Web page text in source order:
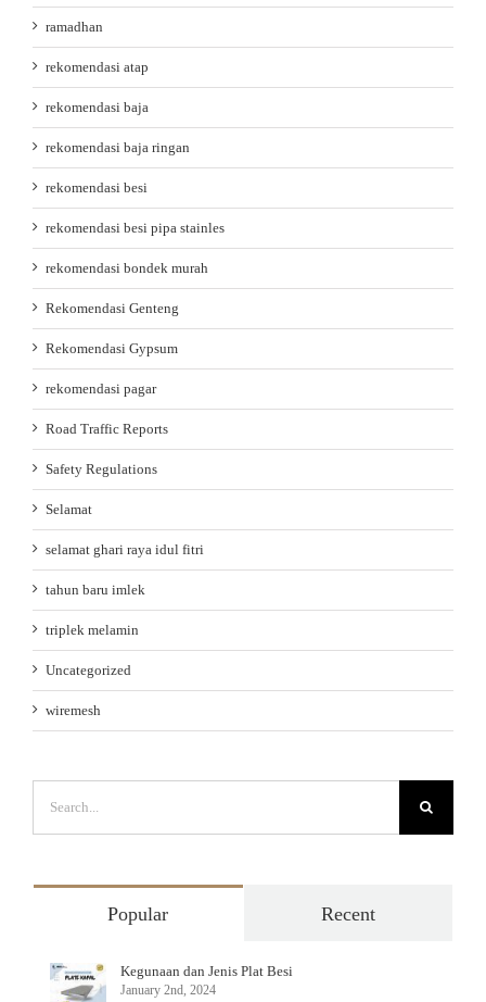
ramadhan
rekomendasi atap
rekomendasi baja
rekomendasi baja ringan
rekomendasi besi
rekomendasi besi pipa stainles
rekomendasi bondek murah
Rekomendasi Genteng
Rekomendasi Gypsum
rekomendasi pagar
Road Traffic Reports
Safety Regulations
Selamat
selamat ghari raya idul fitri
tahun baru imlek
triplek melamin
Uncategorized
wiremesh
for:
Popular Recent
Kegunaan dan Jenis Plat Besi
January 2nd, 2024